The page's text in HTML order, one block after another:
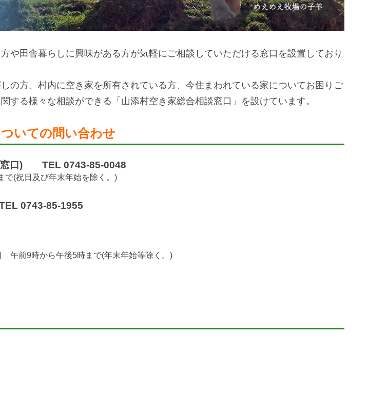
や田舎暮らしに興味がある方が気軽にご相談していただける窓口を設置しており
の方、村内に空き家を所有されている方、今住まわれている家についてお困りご
する様々な相談ができる「山添村空き家総合相談窓口」を設けています。
いての問い合わせ
窓口) TEL 0743-85-0048
(祝日及び年末年始を除く。)
0743-85-1955
午前9時から午後5時まで(年末年始等除く。)